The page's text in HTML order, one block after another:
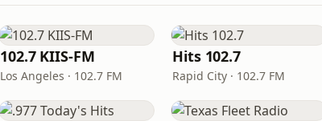
102.7 KIIS-FM
Los Angeles · 102.7 FM
Hits 102.7
Rapid City · 102.7 FM